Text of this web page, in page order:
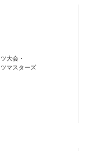
大会・
マスターズ